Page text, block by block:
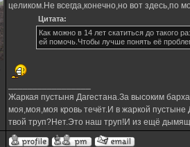
целиком.Не всегда,конечно,но вот здесь,по
Цитата:
Как можно в 14 лет скатиться до такого
ей помочь.Чтобы лучше понять её
Жаркая пустыня Дагестана.За высоким
моя,моя,моя кровь течёт.И в жаркой
твой труп?Нет.Это наш труп!И из ещё